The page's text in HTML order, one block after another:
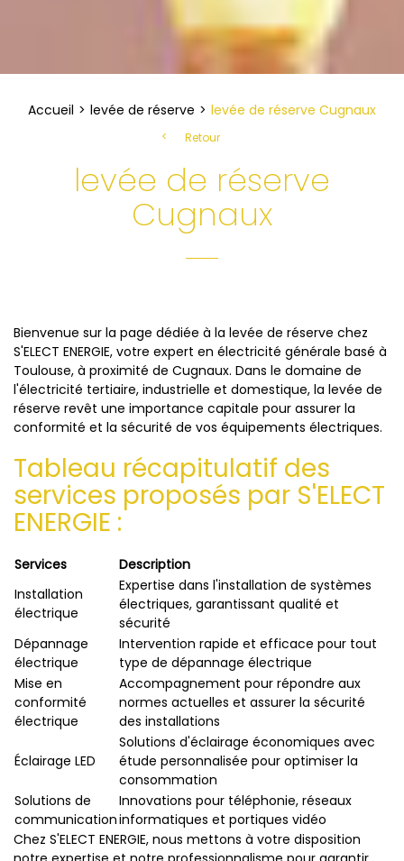
Accueil levée de réserve levée de réserve Cugnaux
Retour
levée de réserve
Cugnaux
Bienvenue sur la page dédiée à la levée de réserve chez
S'ELECT ENERGIE, votre expert en électricité générale basé à
Toulouse, à proximité de Cugnaux. Dans le domaine de
l'électricité tertiaire, industrielle et domestique, la levée de
réserve revêt une importance capitale pour assurer la
conformité et la sécurité de vos équipements électriques.
Tableau récapitulatif des
services proposés par S'ELECT
ENERGIE :
Services
Description
Installation
électrique
Expertise dans l'installation de systèmes
électriques, garantissant qualité et
sécurité
Dépannage
électrique
Intervention rapide et efficace pour tout
type de dépannage électrique
Mise en
conformité
électrique
Accompagnement pour répondre aux
normes actuelles et assurer la sécurité
des installations
Éclairage LED
Solutions d'éclairage économiques avec
étude personnalisée pour optimiser la
consommation
Solutions de
communication
Innovations pour téléphonie, réseaux
informatiques et portiques vidéo
Chez S'ELECT ENERGIE, nous mettons à votre disposition